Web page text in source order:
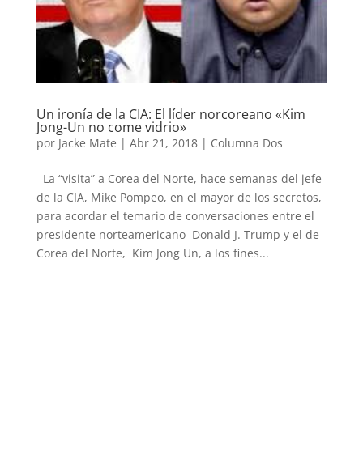
Un ironía de la CIA: El líder norcoreano «Kim
Jong-Un no come vidrio»
por Jacke Mate | Abr 21, 2018| Columna Dos
La “visita” a Corea del Norte, hace semanas del jefe
de la CIA, Mike Pompeo, en el mayor de los secretos,
para acordar el temario de conversaciones entre el
presidente norteamericano Donald J. Trump y el de
Corea del Norte, Kim Jong Un, a los fines...